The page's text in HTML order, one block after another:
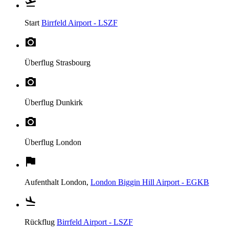
Start Birrfeld Airport - LSZF
Überflug Strasbourg
Überflug Dunkirk
Überflug London
Aufenthalt London, London Biggin Hill Airport - EGKB
Rückflug Birrfeld Airport - LSZF